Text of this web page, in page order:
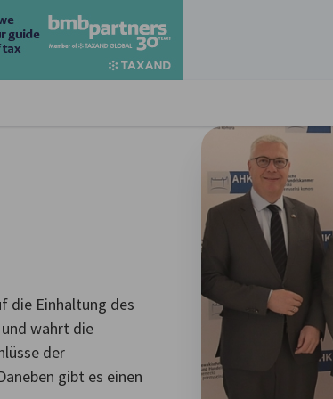
die Einhaltung des
wahrt die
der
gibt es einen